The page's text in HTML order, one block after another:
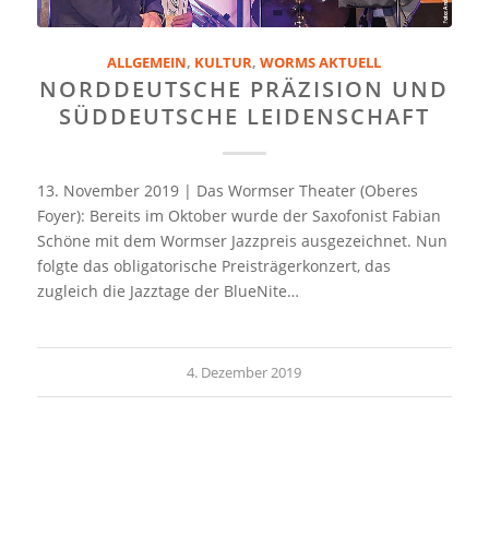
ALLGEMEIN, KULTUR,WORMS AKTUELL
NORDDEUTSCHE PRÄZISION UND
SÜDDEUTSCHE LEIDENSCHAFT
13. November 2019 | Das Wormser Theater (Oberes
Foyer): Bereits im Oktober wurde der Saxofonist Fabian
Schöne mit dem Wormser Jazzpreis ausgezeichnet. Nun
folgte das obligatorische Preisträgerkonzert, das
zugleich die Jazztage der BlueNite…
4. Dezember 2019